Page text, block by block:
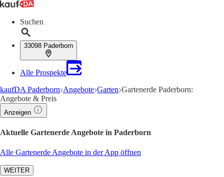
Suchen
33098 Paderborn
Alle Prospekte
kaufDA Paderborn Angebote Garten Gartenerde Paderborn:
Angebote & Preis
Anzeigen
Aktuelle Gartenerde Angebote in Paderborn
Alle Gartenerde Angebote in der App öffnen
WEITER